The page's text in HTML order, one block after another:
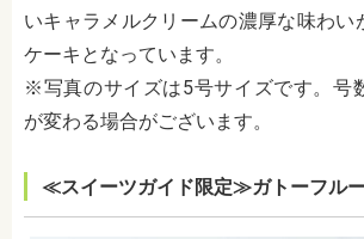
いキャラメルクリームの濃厚な味わい
ケーキとなっています。
※写真のサイズは5号サイズです。号
が変わる場合がございます。
≪スイーツガイド限定≫ガトーフル